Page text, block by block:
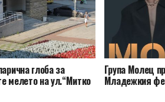
глоба за
мелето на ул.“Митко
Група Молец
Младежкия